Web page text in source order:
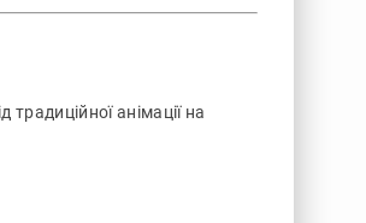
анімації на